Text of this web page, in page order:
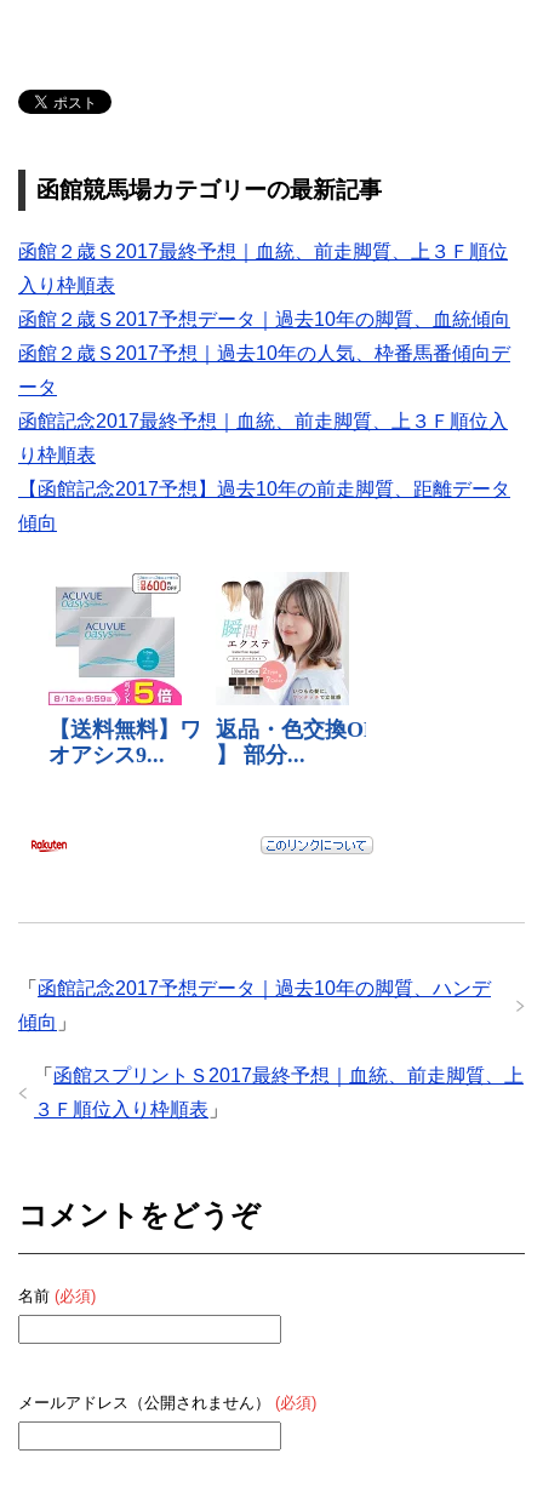
函館競馬場カテゴリーの最新記事
函館２歳Ｓ2017最終予想｜血統、前走脚質、上３Ｆ順位
入り枠順表
函館２歳Ｓ2017予想データ｜過去10年の脚質、血統傾向
函館２歳Ｓ2017予想｜過去10年の人気、枠番馬番傾向デ
ータ
函館記念2017最終予想｜血統、前走脚質、上３Ｆ順位入
り枠順表
【函館記念2017予想】過去10年の前走脚質、距離データ
傾向
「 函館記念2017予想データ｜過去10年の脚質、ハンデ
傾向 」
「 函館スプリントＳ2017最終予想｜血統、前走脚質、上
３Ｆ順位入り枠順表 」
コメントをどうぞ
名前 (必須)
メールアドレス（公開されません） (必須)